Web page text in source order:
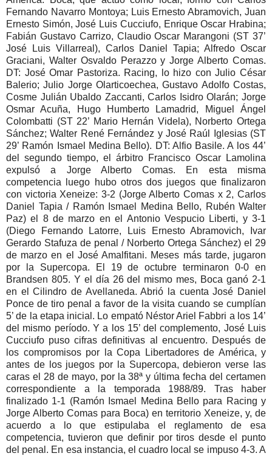
Fernando Navarro Montoya; Luis Ernesto Abramovich, Juan
Ernesto Simón, José Luis Cucciufo, Enrique Oscar Hrabina;
Fabián Gustavo Carrizo, Claudio Oscar Marangoni (ST 37’
José Luis Villarreal), Carlos Daniel Tapia; Alfredo Oscar
Graciani, Walter Osvaldo Perazzo y Jorge Alberto Comas.
DT: José Omar Pastoriza. Racing, lo hizo con Julio César
Balerio; Julio Jorge Olarticoechea, Gustavo Adolfo Costas,
Cosme Julián Ubaldo Zaccanti, Carlos Isidro Olarán; Jorge
Osmar Acuña, Hugo Humberto Lamadrid, Miguel Ángel
Colombatti (ST 22’ Mario Hernán Videla), Norberto Ortega
Sánchez; Walter René Fernández y José Raúl Iglesias (ST
29’ Ramón Ismael Medina Bello). DT: Alfio Basile. A los 44’
del segundo tiempo, el árbitro Francisco Oscar Lamolina
expulsó a Jorge Alberto Comas. En esta misma
competencia luego hubo otros dos juegos que finalizaron
con victoria Xeneize: 3-2 (Jorge Alberto Comas x 2, Carlos
Daniel Tapia / Ramón Ismael Medina Bello, Rubén Walter
Paz) el 8 de marzo en el Antonio Vespucio Liberti, y 3-1
(Diego Fernando Latorre, Luis Ernesto Abramovich, Ivar
Gerardo Stafuza de penal / Norberto Ortega Sánchez) el 29
de marzo en el José Amalfitani. Meses más tarde, jugaron
por la Supercopa. El 19 de octubre terminaron 0-0 en
Brandsen 805. Y el día 26 del mismo mes, Boca ganó 2-1
en el Cilindro de Avellaneda. Abrió la cuenta José Daniel
Ponce de tiro penal a favor de la visita cuando se cumplían
5’ de la etapa inicial. Lo empató Néstor Ariel Fabbri a los 14’
del mismo período. Y a los 15’ del complemento, José Luis
Cucciufo puso cifras definitivas al encuentro. Después de
los compromisos por la Copa Libertadores de América, y
antes de los juegos por la Supercopa, debieron verse las
caras el 28 de mayo, por la 38ª y última fecha del certamen
correspondiente a la temporada 1988/89. Tras haber
finalizado 1-1 (Ramón Ismael Medina Bello para Racing y
Jorge Alberto Comas para Boca) en territorio Xeneize, y, de
acuerdo a lo que estipulaba el reglamento de esa
competencia, tuvieron que definir por tiros desde el punto
del penal. En esa instancia, el cuadro local se impuso 4-3. A